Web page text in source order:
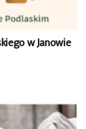
w Janowie